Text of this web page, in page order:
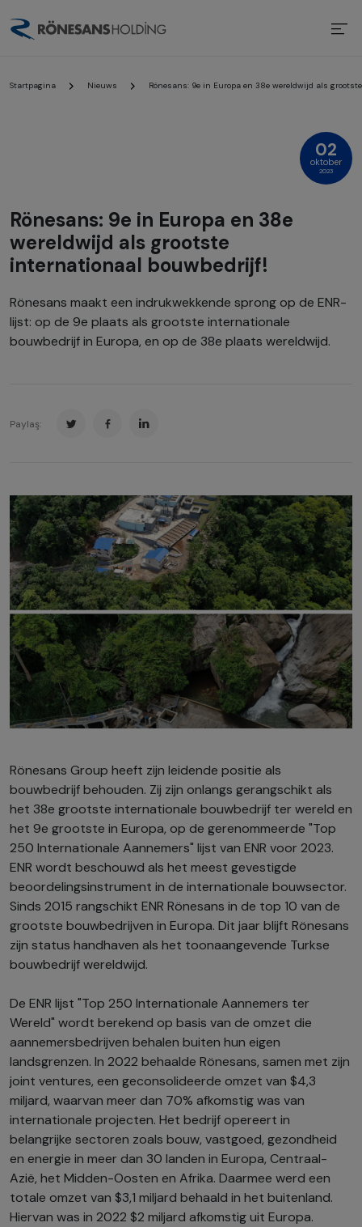
Startpagina Nieuws Rönesans: 9e in Europa en 38e wereldwijd als
Rönesans: 9e in Europa en 38e
wereldwijd als grootste
internationaal bouwbedrijf!
02
oktober
2023
Rönesans maakt een indrukwekkende sprong op de ENR-
lijst: op de 9e plaats als grootste internationale
bouwbedrijf in Europa, en op de 38e plaats wereldwijd.
Paylaş:
Rönesans Group heeft zijn leidende positie als
bouwbedrijf behouden. Zij zijn onlangs gerangschikt als
het 38e grootste internationale bouwbedrijf ter wereld en
het 9e grootste in Europa, op de gerenommeerde "Top
250 Internationale Aannemers" lijst van ENR voor 2023.
ENR wordt beschouwd als het meest gevestigde
beoordelingsinstrument in de internationale bouwsector.
Sinds 2015 rangschikt ENR Rönesans in de top 10 van de
grootste bouwbedrijven in Europa. Dit jaar blijft Rönesans
zijn status handhaven als het toonaangevende Turkse
bouwbedrijf wereldwijd.
De ENR lijst "Top 250 Internationale Aannemers ter
Wereld" wordt berekend op basis van de omzet die
aannemersbedrijven behalen buiten hun eigen
landsgrenzen. In 2022 behaalde Rönesans, samen met zijn
joint ventures, een geconsolideerde omzet van $4,3
miljard, waarvan meer dan 70% afkomstig was van
internationale projecten. Het bedrijf opereert in
belangrijke sectoren zoals bouw, vastgoed, gezondheid
en energie in meer dan 30 landen in Europa, Centraal-
Azië, het Midden-Oosten en Afrika. Daarmee werd een
totale omzet van $3,1 miljard behaald in het buitenland.
Hiervan was in 2022 $2 miljard afkomstig uit Europa.